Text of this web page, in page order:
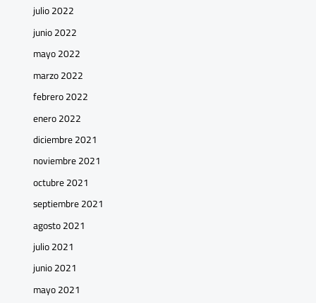
julio 2022
junio 2022
mayo 2022
marzo 2022
febrero 2022
enero 2022
diciembre 2021
noviembre 2021
octubre 2021
septiembre 2021
agosto 2021
julio 2021
junio 2021
mayo 2021